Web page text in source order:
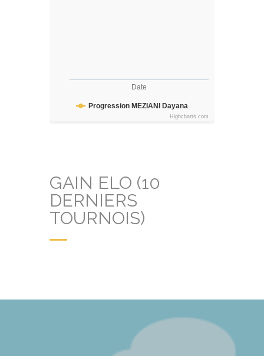
Date
Progression MEZIANI Dayana
Highcharts.com
GAIN ELO (10
DERNIERS
TOURNOIS)